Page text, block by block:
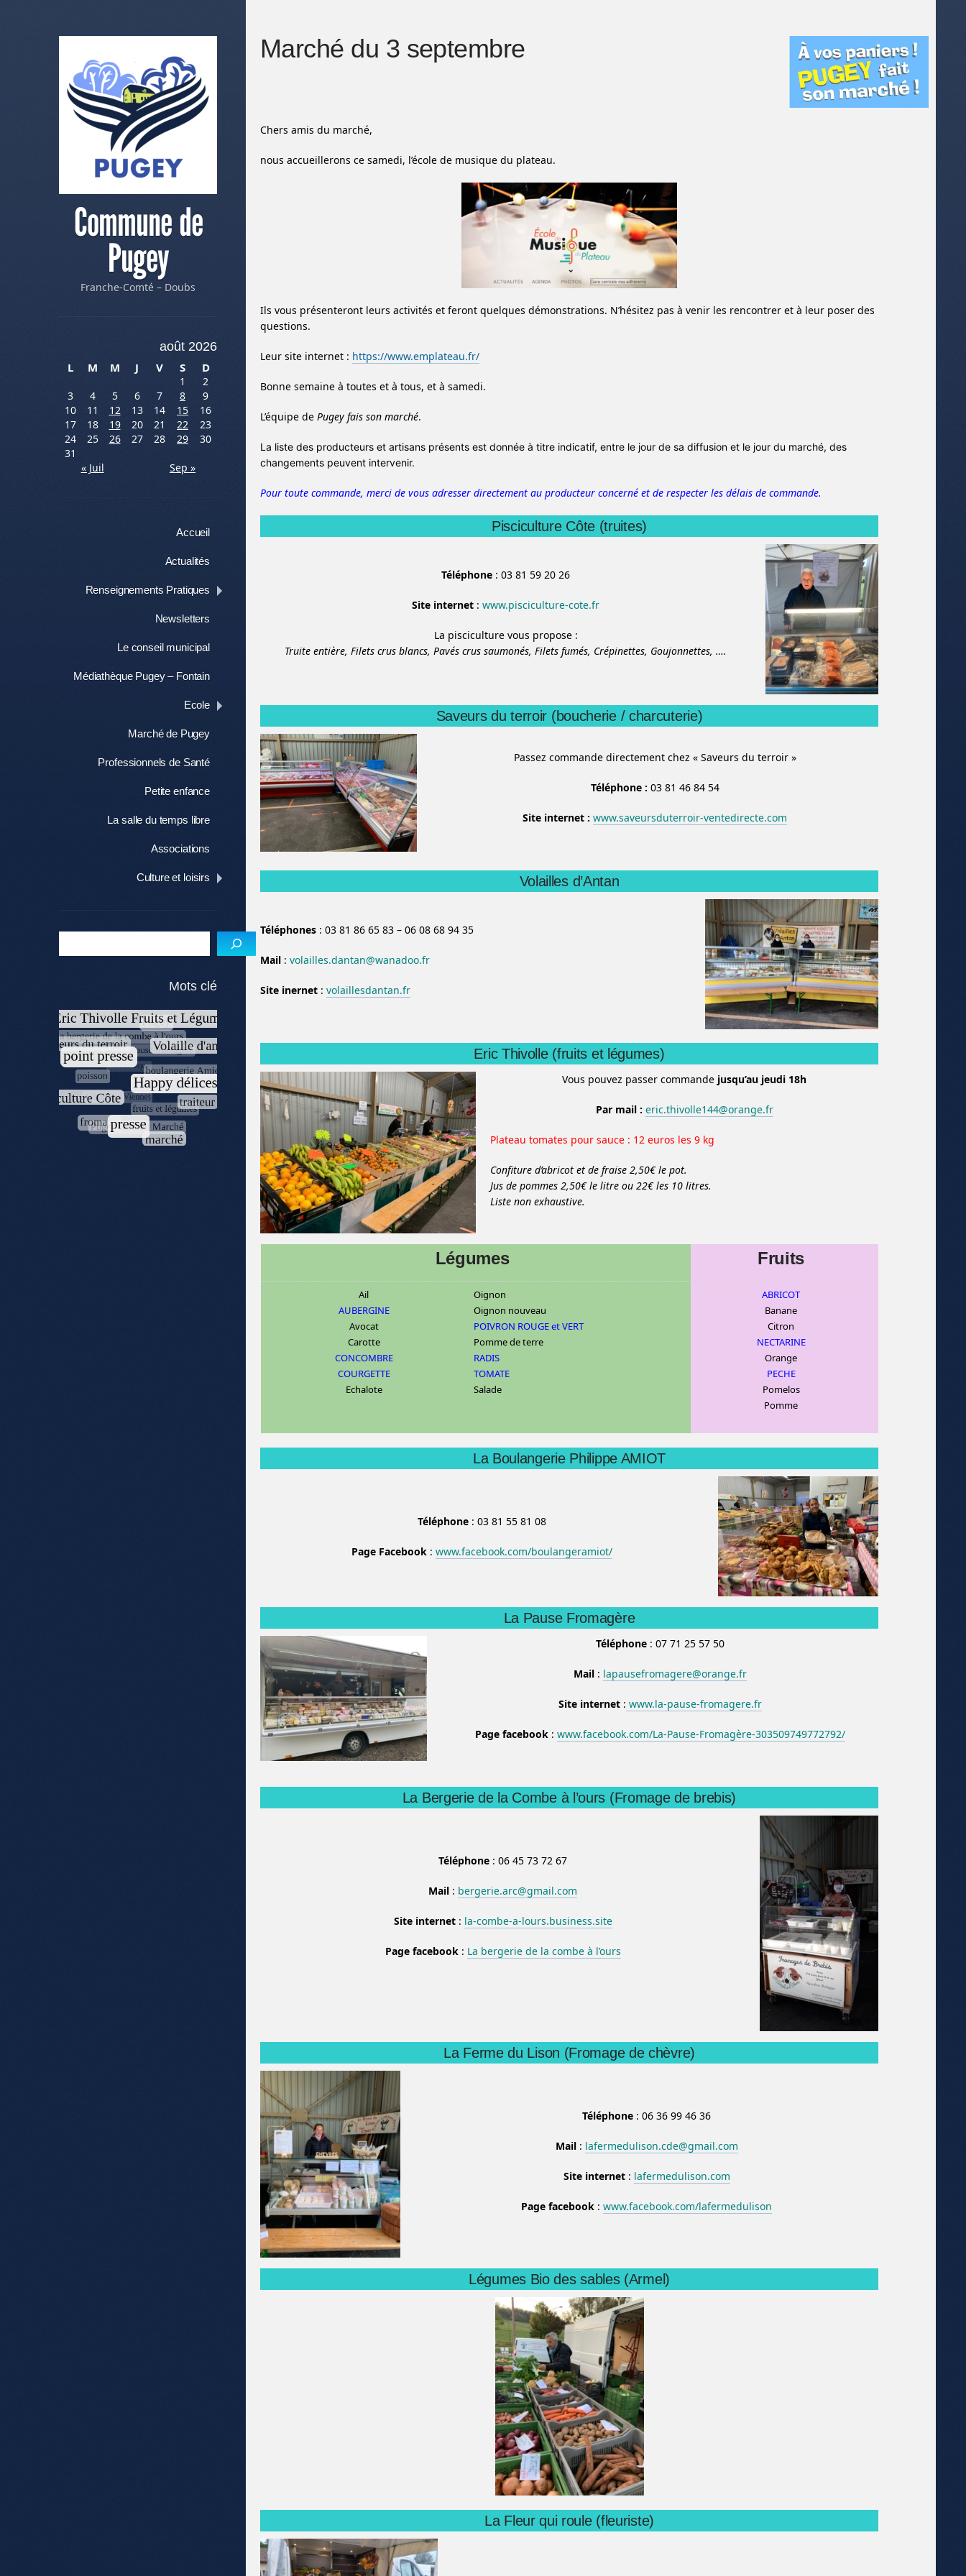
Commune de
Pugey
Franche-Comté – Doubs
août 2026
L
M M J V S D
1
2
3
4 5 6 7 8
9
10
11 12 13 14 15
16
17
18 19 20 21 22
23
24
25 26 27 28 29
30
31
« Juil
Sep »
Accueil
Actualités
Renseignements Pratiques
Newsletters
Le conseil municipal
Médiathèque Pugey – Fontain
Ecole
Marché de Pugey
Professionnels de Santé
Petite enfance
La salle du temps libre
Associations
Culture et loisirs
Marché du 3 septembre
Chers amis du marché,
nous accueillerons ce samedi, l’école de musique du plateau.
Ils vous présenteront leurs activités et feront quelques démonstrations. N’hésitez pas à venir les rencontrer et à leur poser des
questions.
Leur site internet : https://www.emplateau.fr/
Bonne semaine à toutes et à tous, et à samedi.
L’équipe de Pugey fais son marché.
La liste des producteurs et artisans présents est donnée à titre indicatif, entre le jour de sa diffusion et le jour du marché, des
changements peuvent intervenir.
Pour toute commande, merci de vous adresser directement au producteur concerné et de respecter les délais de commande.
Pisciculture Côte (truites)
Téléphone : 03 81 59 20 26
Site internet : www.pisciculture-cote.fr
La pisciculture vous propose :
Truite entière, Filets crus blancs, Pavés crus saumonés, Filets fumés, Crépinettes, Goujonnettes, ….
Saveurs du terroir (boucherie / charcuterie)
Passez commande directement chez « Saveurs du terroir »
Téléphone : 03 81 46 84 54
Site internet : www.saveursduterroir-ventedirecte.com
Volailles d’Antan
Téléphones : 03 81 86 65 83 – 06 08 68 94 35
Mail : volailles.dantan@wanadoo.fr
Site inernet : volaillesdantan.fr
Eric Thivolle (fruits et légumes)
Vous pouvez passer commande jusqu’au jeudi 18h
Par mail : eric.thivolle144@orange.fr
Plateau tomates pour sauce : 12 euros les 9 kg
Légumes Fruits
Ail
AUBERGINE
Avocat
Carotte
CONCOMBRE
COURGETTE
Echalote
Oignon
Oignon nouveau
POIVRON ROUGE et VERT
Pomme de terre
RADIS
TOMATE
Salade
ABRICOT
Banane
Citron
NECTARINE
Orange
PECHE
Pomelos
Pomme
Confiture d’abricot et de fraise 2,50€ le pot.
Jus de pommes 2,50€ le litre ou 22€ les 10 litres.
Liste non exhaustive.
La Boulangerie Philippe AMIOT
Téléphone : 03 81 55 81 08
Page Facebook : www.facebook.com/boulangeramiot/
La Pause Fromagère
Téléphone: 07 71 25 57 50
Mail: lapausefromagere@orange.fr
Site internet: www.la-pause-fromagere.fr
Page facebook: www.facebook.com/La-Pause-Fromagère-303509749772792/
La Bergerie de la Combe à l’ours (Fromage de brebis)
Téléphone : 06 45 73 72 67
Mail : bergerie.arc@gmail.com
Site internet: la-combe-a-lours.business.site
Page facebook: La bergerie de la combe à l’ours
La Ferme du Lison (Fromage de chèvre)
Téléphone : 06 36 99 46 36
Mail: lafermedulison.cde@gmail.com
Site internet: lafermedulison.com
Page facebook : www.facebook.com/lafermedulison
Légumes Bio des sables (Armel)
La Fleur qui roule (fleuriste)
Mots clé